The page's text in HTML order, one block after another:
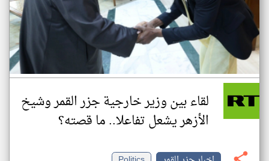
لقاء بين وزير خارجية جزر القمر وشيخ
الأزهر يشعل تفاعلا.. ما قصته؟